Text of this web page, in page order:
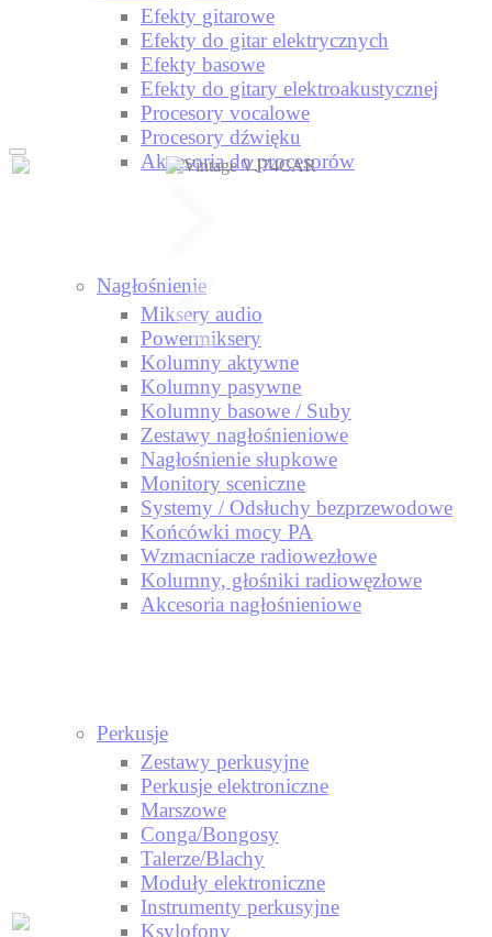
Efekty gitarowe
Efekty do gitar elektrycznych
Efekty basowe
Efekty do gitary elektroakustycznej
Procesory vocalowe
Procesory dźwięku
Akcesoria do procesorów
Nagłośnienie
Miksery audio
Powermiksery
Kolumny aktywne
Kolumny pasywne
Kolumny basowe / Suby
Zestawy nagłośnieniowe
Nagłośnienie słupkowe
Monitory sceniczne
Systemy / Odsłuchy bezprzewodowe
Końcówki mocy PA
Wzmacniacze radiowezłowe
Kolumny, głośniki radiowęzłowe
Akcesoria nagłośnieniowe
Perkusje
Zestawy perkusyjne
Perkusje elektroniczne
Marszowe
Conga/Bongosy
Talerze/Blachy
Moduły elektroniczne
Instrumenty perkusyjne
Ksylofony